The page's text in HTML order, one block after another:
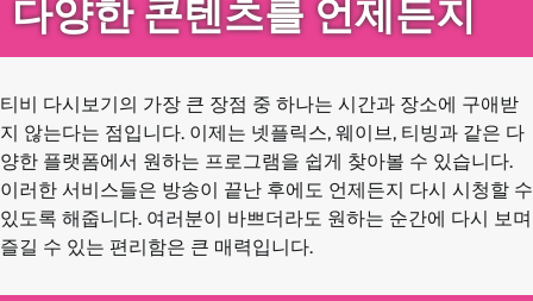
다양한 콘텐츠를 언제든지
티비 다시보기의 가장 큰 장점 중 하나는 시간과 장소에 구애받
지 않는다는 점입니다. 이제는 넷플릭스, 웨이브, 티빙과 같은 다
양한 플랫폼에서 원하는 프로그램을 쉽게 찾아볼 수 있습니다.
이러한 서비스들은 방송이 끝난 후에도 언제든지 다시 시청할 수
있도록 해줍니다. 여러분이 바쁘더라도 원하는 순간에 다시 보며
즐길 수 있는 편리함은 큰 매력입니다.